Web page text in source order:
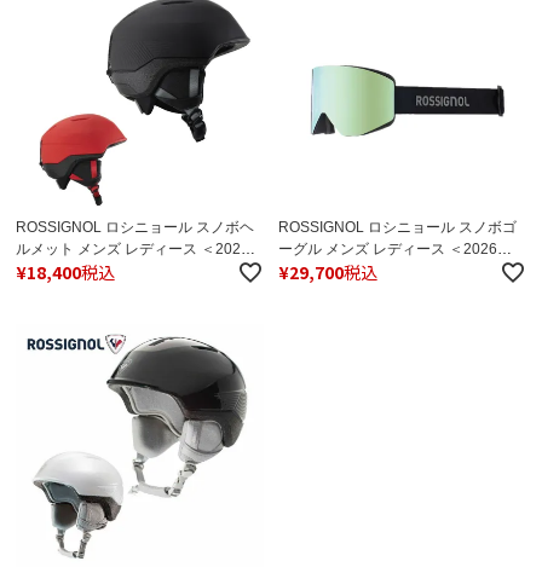
ROSSIGNOL ロシニョール スノボヘ
ルメット メンズ レディース ＜2026
＞ FIT IMPACTS / フィット インパク
¥18,400税込
ROSSIGNOL ロシニョール スノボゴ
ーグル メンズ レディース ＜2026＞
OTAVA BLACK / オタヴァ ブラック /
¥29,700税込